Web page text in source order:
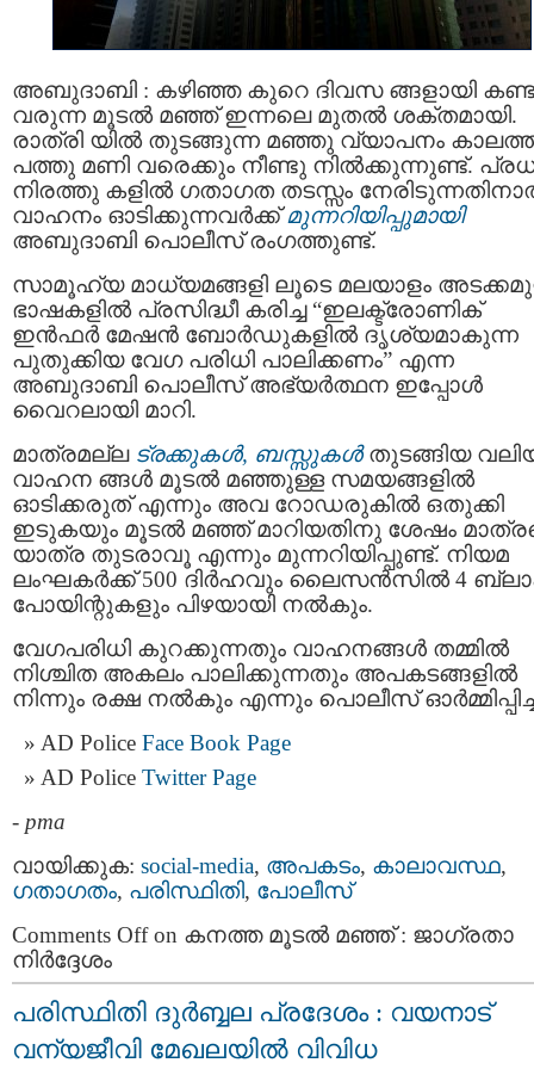
അബുദാബി : കഴിഞ്ഞ കുറെ ദിവസ ങ്ങളായി
വരുന്ന മൂടൽ മഞ്ഞ് ഇന്നലെ മുതല്‍ ശക്തമായി.
രാത്രി യില്‍ തുടങ്ങുന്ന മഞ്ഞു വ്യാപനം
പത്തു മണി വരെക്കും നീണ്ടു നില്‍ക്കുന്നുണ്ട്.
നിരത്തു കളില്‍ ഗതാഗത തടസ്സം
വാഹനം ഓടിക്കുന്നവര്‍ക്ക്മുന്നറിയിപ്പുമായി
അബുദാബി പൊലീസ് രംഗത്തുണ്ട്.
സാമൂഹ്യ മാധ്യമങ്ങളി ലൂടെ മലയാളം
ഭാഷകളില്‍ പ്രസിദ്ധീ കരിച്ച “ഇലക്ട്രോണിക്
ഇൻഫർ മേഷൻ ബോർഡുകളിൽ ദൃശ്യമാകുന്ന
പുതുക്കിയ വേഗ പരിധി പാലിക്കണം” എന്ന
അബുദാബി പൊലീസ് അഭ്യർത്ഥന ഇപ്പോൾ
വൈറലായി മാറി.
മാത്രമല്ല ട്രക്കുകള്‍, ബസ്സുകള്‍തുടങ്ങിയ
വാഹന ങ്ങള്‍ മൂടല്‍ മഞ്ഞുള്ള സമയങ്ങളില്‍
ഓടിക്കരുത് എന്നും അവ റോഡരുകില്‍ ഒതുക്കി
ഇടുകയും മൂടൽ മഞ്ഞ് മാറിയതിനു ശേഷം
യാത്ര തുടരാവൂ എന്നും മുന്നറിയിപ്പുണ്ട്. നിയമ
ലംഘകര്‍ക്ക് 500 ദിര്‍ഹവും ലൈസന്‍സില്‍ 4
പോയിന്റുകളും പിഴയായി നല്‍കും.
വേഗപരിധി കുറക്കുന്നതും വാഹനങ്ങള്‍ തമ്മില്‍
നിശ്ചിത അകലം പാലിക്കുന്നതും അപകടങ്ങളില്‍
നിന്നും രക്ഷ നല്‍കും എന്നും പൊലീസ്
AD Police Face Book Page
AD Police Twitter Page
- pma
വായിക്കുക: social-media, അപകടം, കാലാവസ്ഥ,
ഗതാഗതം, പരിസ്ഥിതി, പോലീസ്
Comments Offon കനത്ത മൂടൽ മഞ്ഞ് : ജാഗ്രതാ
നിര്‍ദ്ദേശം
പരിസ്ഥിതി ദുര്‍ബ്ബല പ്രദേശം : വയനാട്
വന്യജീവി മേഖലയില്‍ വിവിധ